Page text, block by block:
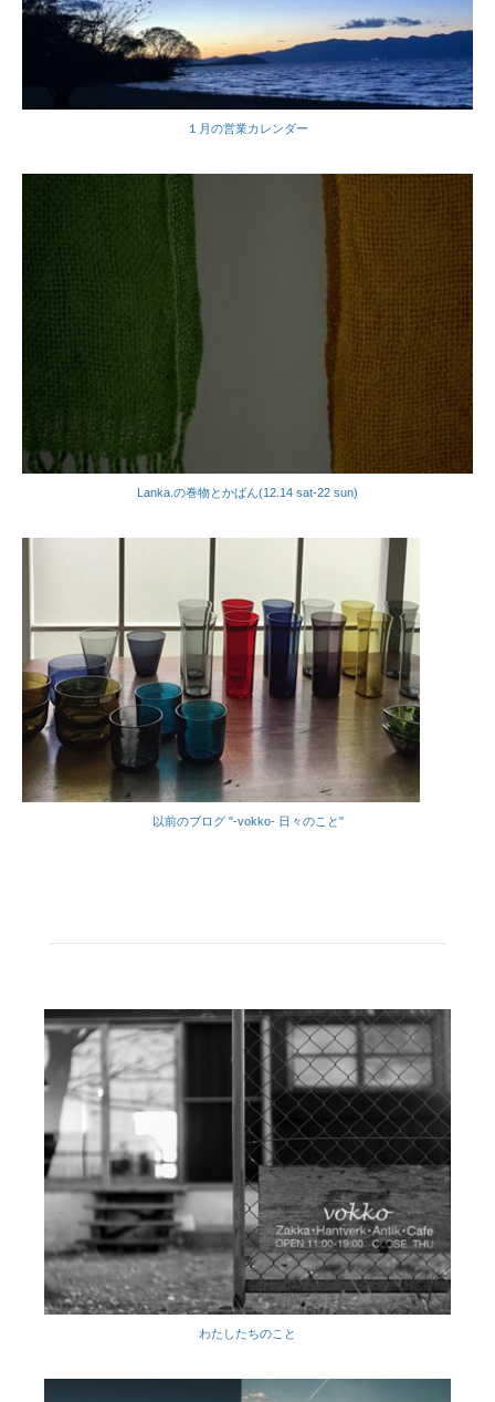
１月の営業カレンダー
Lanka.の巻物とかばん(12.14 sat-22 sun)
以前のブログ "-vokko- 日々のこと"
わたしたちのこと